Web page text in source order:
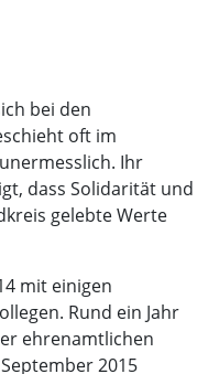
bei den
oft im
Ihr
dass Solidarität und
gelebte Werte
mit einigen
Rund ein Jahr
ehrenamtlichen
2015